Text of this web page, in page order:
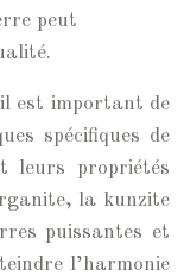
peut
est important de
spécifiques de
leurs propriétés
la kunzite
puissantes et
l’harmonie